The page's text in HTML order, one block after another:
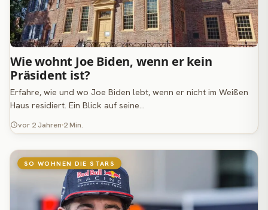
Wie wohnt Joe Biden, wenn er kein
Präsident ist?
Erfahre, wie und wo Joe Biden lebt, wenn er nicht im Weißen
Haus residiert. Ein Blick auf seine…
vor 2 Jahren 2 Min.
SO WOHNEN DIE STARS